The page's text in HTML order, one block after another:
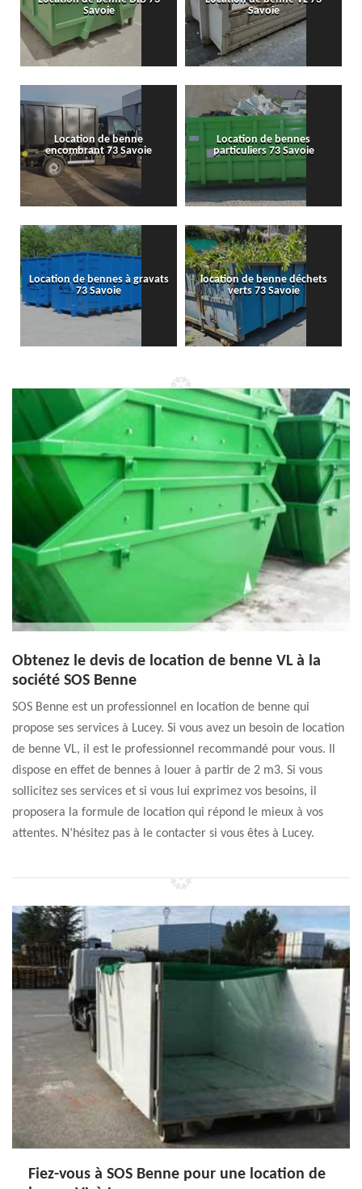
Savoie
Savoie
Location de benne
encombrant 73 Savoie
Location de bennes
particuliers 73 Savoie
Location de bennes à gravats
73 Savoie
location de benne déchets
verts 73 Savoie
Obtenez le devis de location de benne VL à la
société SOS Benne
SOS Benne est un professionnel en location de benne qui
propose ses services à Lucey. Si vous avez un besoin de location
de benne VL, il est le professionnel recommandé pour vous. Il
dispose en effet de bennes à louer à partir de 2 m3. Si vous
sollicitez ses services et si vous lui exprimez vos besoins, il
proposera la formule de location qui répond le mieux à vos
attentes. N’hésitez pas à le contacter si vous êtes à Lucey.
Fiez-vous à SOS Benne pour une location de